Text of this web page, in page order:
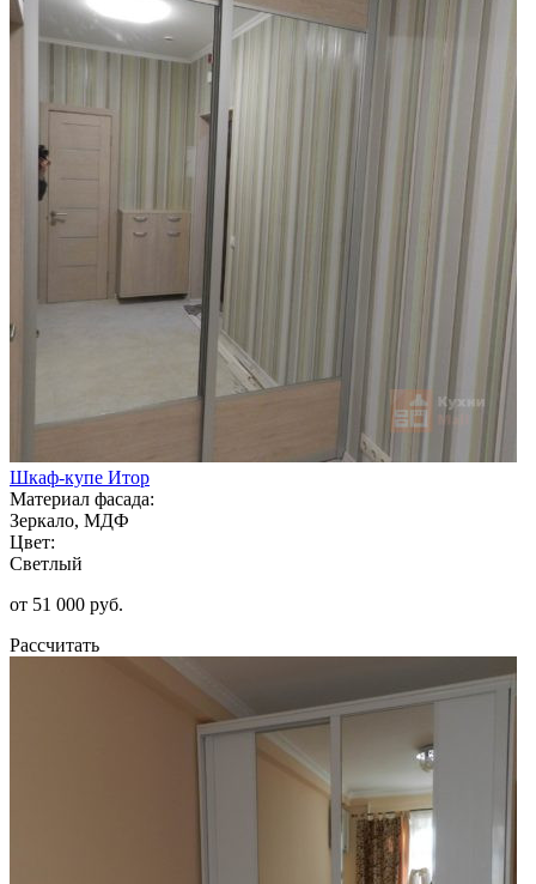
Шкаф-купе Итор
Материал фасада:
Зеркало, МДФ
Цвет:
Светлый
от 51 000 руб.
Рассчитать